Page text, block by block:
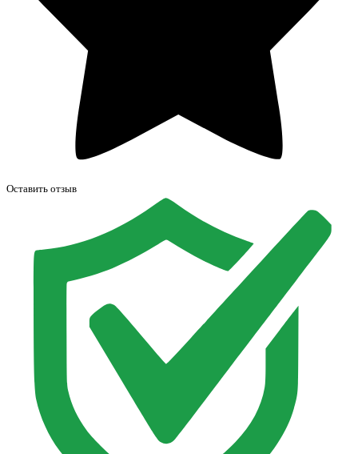
Оставить отзыв